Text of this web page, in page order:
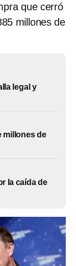
que cerró
millones de
legal y
millones de
la caída de